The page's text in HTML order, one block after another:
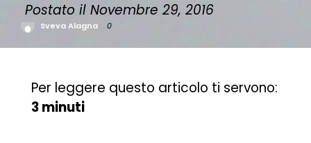
Postato il Novembre 29, 2016
Sveva Alagna 0
Per leggere questo articolo ti servono:
3 minuti